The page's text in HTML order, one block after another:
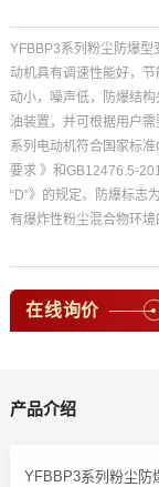
YFBBP3系列粉尘防爆
动机具有调速性能好，
动小，噪声低，防爆结
油装置，并可根据用户
系列电动机符合国家标
要求 》和GB12476.5-
“D”》的规定。防爆标志
有爆炸性粉尘混合物环境
在线询价
产品介绍
YFBBP3系列粉尘防